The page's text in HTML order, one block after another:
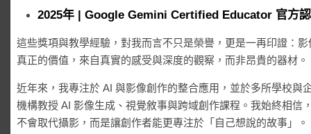
2025年 | Google Gemini Certified Educator 官方
這些獎項與教學經驗，對我而言不只是榮譽，更是一再印證：影
真正的價值，來自真實的感受與深度的觀察，而非昂貴的器材。
近年來，我專注於 AI 與影像創作的整合應用，並於多所學校與
機構教授 AI 影像生成、視覺敘事與跨域創作課程。我始終相信
不會取代攝影，而是讓創作者能更專注於「自己想說的故事」。